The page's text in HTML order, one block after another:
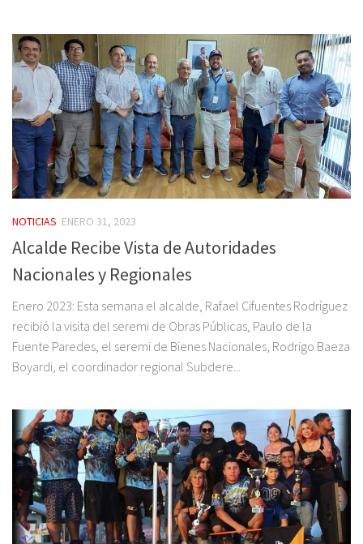
NOTICIAS ENERO 31, 2023
Alcalde Recibe Vista de Autoridades
Nacionales y Regionales
Enero 2023: Esta semana el alcalde, Rafael Cifuentes Rodríguez
recibió la visita del seremi de Obras Públicas, Paulo de la
Fuente Paredes, el seremi de Bienes Nacionales, Rodrigo Baeza
Boyardi, el coordinador regional Subdere...